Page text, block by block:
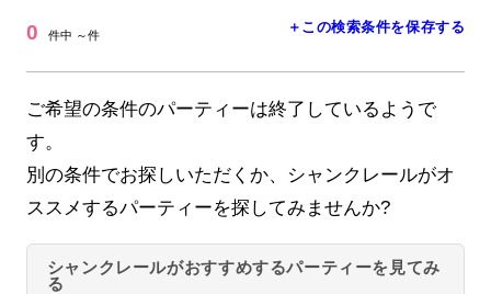
0 件中 ～件 ＋この検索条件を保存する
ご希望の条件のパーティーは終了しているようで
す。
別の条件でお探しいただくか、シャンクレールがオ
ススメするパーティーを探してみませんか?
シャンクレールがおすすめするパーティーを見てみ
る